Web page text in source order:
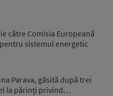
către Comisia Europeană
sistemul energetic
Parava, găsită după trei
la părinți privind…